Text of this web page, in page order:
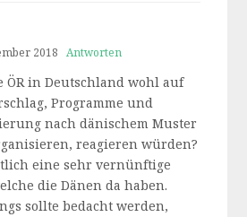
2018 Antworten
ÖR in Deutschland wohl auf
Programme und
nach dänischem Muster
reagieren würden?
eine sehr vernünftige
die Dänen da haben.
sollte bedacht werden,